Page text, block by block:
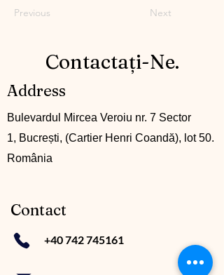
Previous Next
Contactați-Ne.
Address
Bulevardul Mircea Veroiu nr. 7 Sector
1, Bucrești, (Cartier Henri Coandă), lot 50.
România
Contact
+40 742 745161